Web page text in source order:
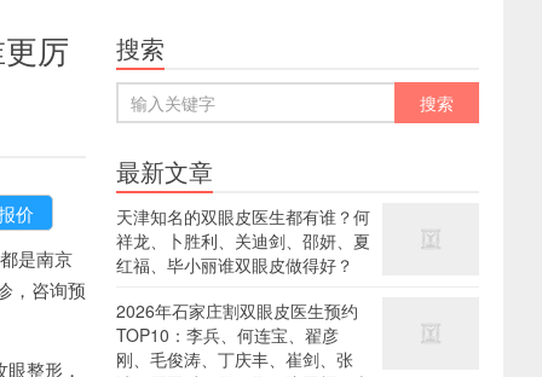
厉
是南京
，咨询预
整形，
搜索
最新文章
天津知名的双眼皮医生都有谁？何
祥龙、卜胜利、关迪剑、邵妍、夏
红福、毕小丽谁双眼皮做得好？
2026年石家庄割双眼皮医生预约
TOP10：李兵、何连宝、翟彦
刚、毛俊涛、丁庆丰、崔剑、张